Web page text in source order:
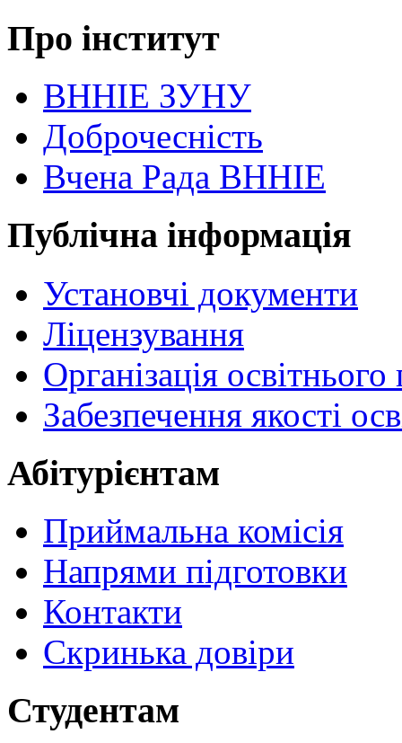
Про інститут
ВННІЕ ЗУНУ
Доброчесність
Вчена Рада ВННІЕ
Публічна інформація
Установчі документи
Ліцензування
Організація
Забезпечення якості
Абітурієнтам
Приймальна комісія
Напрями підготовки
Контакти
Скринька довіри
Студентам